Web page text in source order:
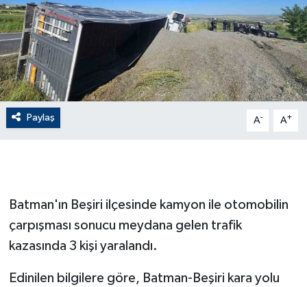
Paylaş A- A+
Batman'ın Beşiri ilçesinde kamyon ile otomobilin
çarpışması sonucu meydana gelen trafik
kazasında 3 kişi yaralandı.
Edinilen bilgilere göre, Batman-Beşiri kara yolu
Dünya
EĞİTİM
EKONOMİ
English News
Flaş Haber
Gayrimenkul